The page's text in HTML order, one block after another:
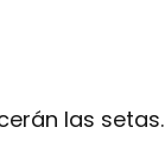
las setas.